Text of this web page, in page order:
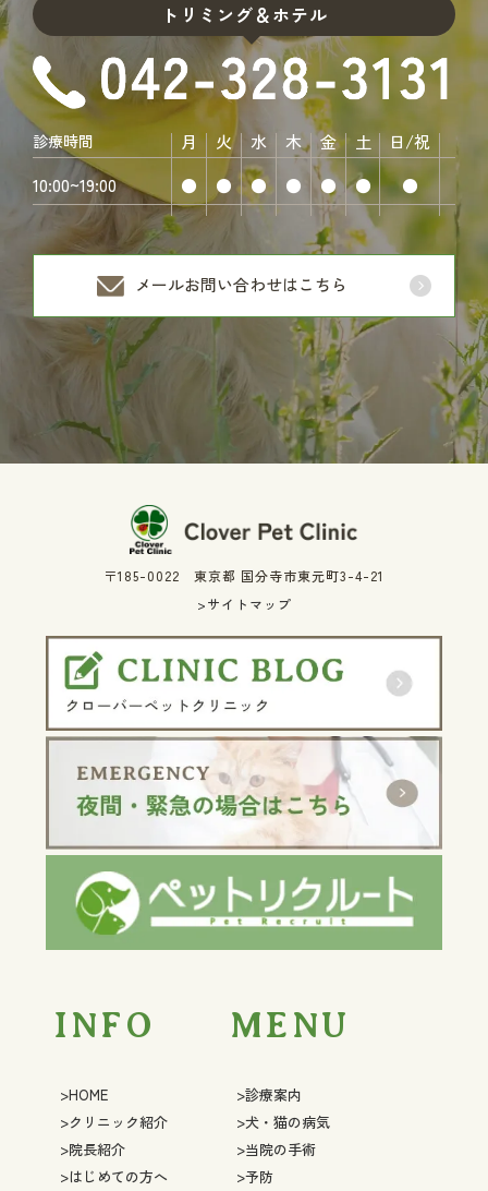
トリミング＆ホテル
診療時間 月 火 水 木 金 土
日/祝
10:00~19:00
● ● ● ● ● ● ●
メールお問い合わせはこちら
〒185-0022 東京都 国分寺市東元町3-4-21
>サイトマップ
INFO
>HOME
>クリニック紹介
>院長紹介
>はじめての方へ
MENU
>診療案内
>犬・猫の病気
>当院の手術
>予防